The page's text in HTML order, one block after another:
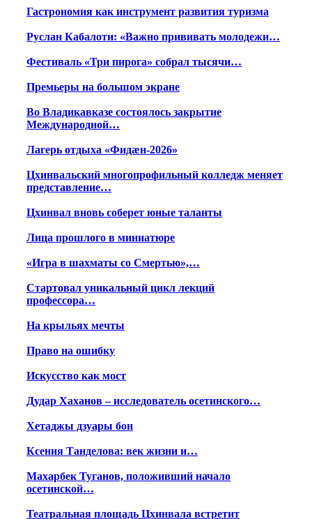
Гастрономия как инструмент развития туризма
Руслан Кабалоти: «Важно прививать молодежи…
Фестиваль «Три пирога» собрал тысячи…
Премьеры на большом экране
Во Владикавказе состоялось закрытие
Международной…
Лагерь отдыха «Фидæн-2026»
Цхинвальский многопрофильный колледж меняет
представление…
Цхинвал вновь соберет юные таланты
Лица прошлого в миниатюре
«Игра в шахматы со Смертью»,…
Стартовал уникальный цикл лекций
профессора…
На крыльях мечты
Право на ошибку
Искусство как мост
Дудар Хаханов – исследователь осетинского…
Хетаджы дзуары бон
Ксения Танделова: век жизни и…
Махарбек Туганов, положивший начало
осетинской…
Театральная площадь Цхинвала встретит